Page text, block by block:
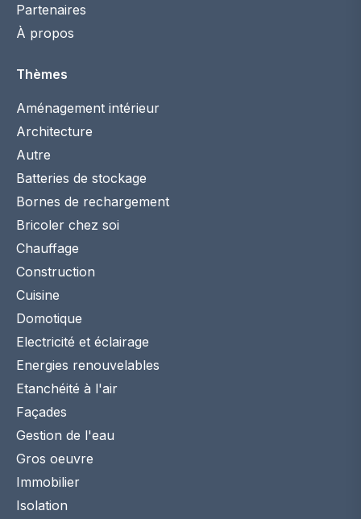
Partenaires
À propos
Thèmes
Aménagement intérieur
Architecture
Autre
Batteries de stockage
Bornes de rechargement
Bricoler chez soi
Chauffage
Construction
Cuisine
Domotique
Electricité et éclairage
Energies renouvelables
Etanchéité à l'air
Façades
Gestion de l'eau
Gros oeuvre
Immobilier
Isolation